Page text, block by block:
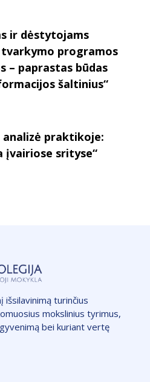
ir dėstytojams
programos
– paprastas būdas
šaltinius“
analizė praktikoje:
įvairiose srityse“
išsilavinimą turinčius
mokslinius tyrimus,
bei kuriant vertę